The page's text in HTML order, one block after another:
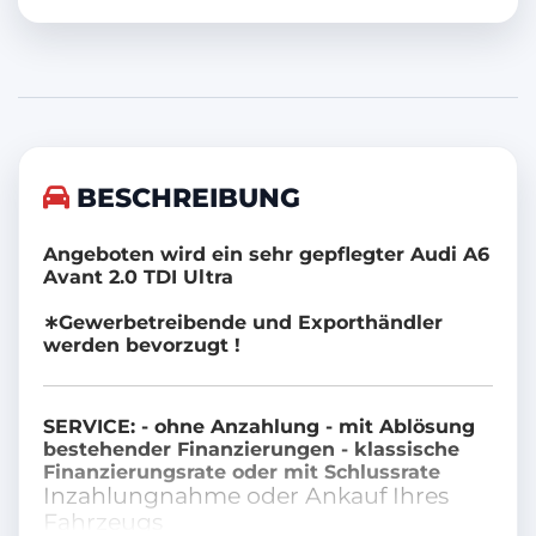
Armlehne
Nebelscheinwerfer
Scheinwerferreinigung
Multifunktionslenkrad
Partikelfilter
Skisack
Start/Stopp-Automatik
Traktionskontrolle
BESCHREIBUNG
Angeboten wird ein sehr gepflegter Audi A6
Avant 2.0 TDI Ultra
∗Gewerbetreibende und Exporthändler
werden bevorzugt !
SERVICE: - ohne Anzahlung - mit Ablösung
bestehender Finanzierungen - klassische
Finanzierungsrate oder mit Schlussrate
Inzahlungnahme oder Ankauf Ihres
Fahrzeugs